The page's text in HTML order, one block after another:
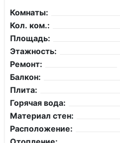
Комнаты:
Кол. ком.:
Площадь:
Этажность:
Ремонт:
Балкон:
Плита:
Горячая вода:
Материал стен:
Расположение: